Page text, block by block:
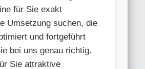
für Sie exakt
Umsetzung suchen, die
und fortgeführt
bei uns genau richtig.
Sie attraktive